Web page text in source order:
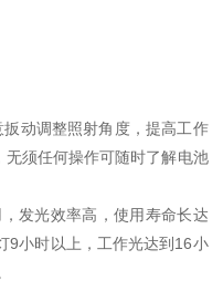
动调整照射角度，提高工作
须任何操作可随时了解电池
发光效率高，使用寿命长达
9小时以上，工作光达到16小